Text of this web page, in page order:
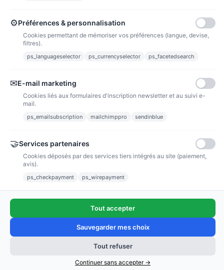
Ajouter au panier
bons de réductions.
Notre société
Nous suivre
Newsletter
Voir tous les avis boutique
Copyright © 2011 - 2025 / poussieredestoiles.fr
⚙Préférences & personnalisation
Cookies permettant de mémoriser vos préférences (langue, devise,
filtres).
ps_languageselector ps_currencyselector ps_facetedsearch
✉E-mail marketing
Cookies liés aux formulaires d'inscription newsletter et au suivi e-
mail.
ps_emailsubscription mailchimppro sendinblue
🤝Services partenaires
Cookies déposés par des services tiers intégrés au site (paiement,
avis).
ps_checkpayment ps_wirepayment
Tout accepter
Sauvegarder mes choix
Tout refuser
Continuer sans accepter →